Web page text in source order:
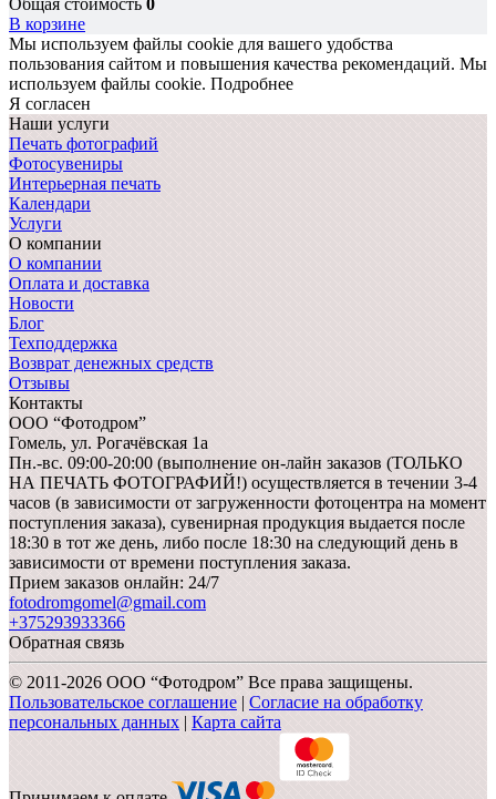
Общая стоимость 0
В корзине
Мы используем файлы cookie для вашего удобства
пользования сайтом и повышения качества рекомендаций. Мы
используем файлы cookie. Подробнее
Я согласен
Наши услуги
Печать фотографий
Фотосувениры
Интерьерная печать
Календари
Услуги
О компании
О компании
Оплата и доставка
Новости
Блог
Техподдержка
Возврат денежных средств
Отзывы
Контакты
ООО “Фотодром”
Гомель, ул. Рогачёвская 1а
Пн.-вс. 09:00-20:00 (выполнение он-лайн заказов (ТОЛЬКО
НА ПЕЧАТЬ ФОТОГРАФИЙ!) осуществляется в течении 3-4
часов (в зависимости от загруженности фотоцентра на момент
поступления заказа), сувенирная продукция выдается после
18:30 в тот же день, либо после 18:30 на следующий день в
зависимости от времени поступления заказа.
Прием заказов онлайн: 24/7
fotodromgomel@gmail.com
+375293933366
Обратная связь
© 2011-2026 ООО “Фотодром” Все права защищены.
Пользовательское соглашение | Согласие на обработку
персональных данных | Карта сайта